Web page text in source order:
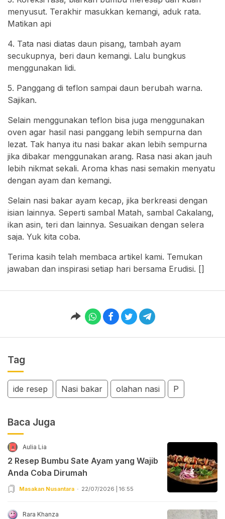
menyusut. Terakhir masukkan kemangi, aduk rata.
Matikan api
4. Tata nasi diatas daun pisang, tambah ayam
secukupnya, beri daun kemangi. Lalu bungkus
menggunakan lidi.
5. Panggang di teflon sampai daun berubah warna.
Sajikan.
Selain menggunakan teflon bisa juga menggunakan
oven agar hasil nasi panggang lebih sempurna dan
lezat. Tak hanya itu nasi bakar akan lebih sempurna
jika dibakar menggunakan arang. Rasa nasi akan jauh
lebih nikmat sekali. Aroma khas nasi semakin menyatu
dengan ayam dan kemangi.
Selain nasi bakar ayam kecap, jika berkreasi dengan
isian lainnya. Seperti sambal Matah, sambal Cakalang,
ikan asin, teri dan lainnya. Sesuaikan dengan selera
saja. Yuk kita coba.
Terima kasih telah membaca artikel kami. Temukan
jawaban dan inspirasi setiap hari bersama Erudisi. []
Tag
ide resep Nasi bakar olahan nasi P
Baca Juga
Aulia Lia
2 Resep Bumbu Sate Ayam yang Wajib
Anda Coba Dirumah
Masakan Nusantara 22/07/2026 | 16:55
Rara Khanza